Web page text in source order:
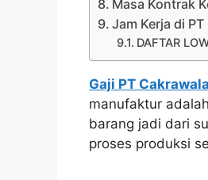
Masa Kontrak
Jam Kerja di
DAFTAR
Gaji PT
manufaktur
barang jadi dari
proses produksi